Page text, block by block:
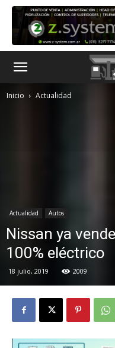
Inicio Actualidad
Actualidad Autos
Nissan ya
100% eléctrico
18 julio, 2019 2009